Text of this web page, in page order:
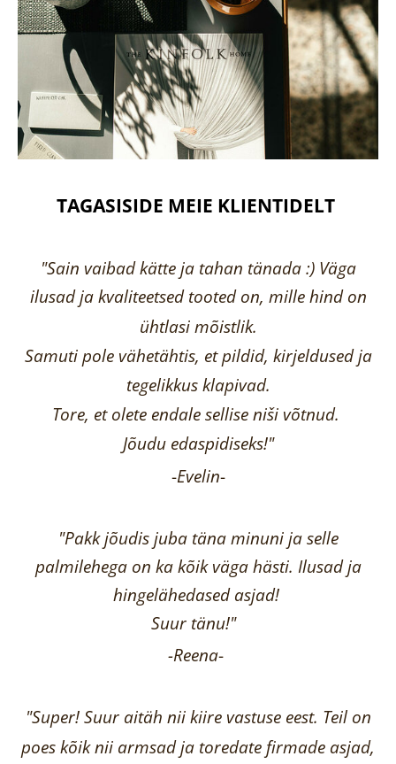
TAGASISIDE MEIE KLIENTIDELT
"Sain vaibad kätte ja tahan tänada :) Väga
ilusad ja kvaliteetsed tooted on, mille hind on
ühtlasi mõistlik.
Samuti pole vähetähtis, et pildid, kirjeldused ja
tegelikkus klapivad.
Tore, et olete endale sellise niši võtnud.
Jõudu edaspidiseks!"
-Evelin-
"Pakk jõudis juba täna minuni ja selle
palmilehega on ka kõik väga hästi. Ilusad ja
hingelähedased asjad!
Suur tänu!"
-Reena-
"Super! Suur aitäh nii kiire vastuse eest. Teil on
poes kõik nii armsad ja toredate firmade asjad,